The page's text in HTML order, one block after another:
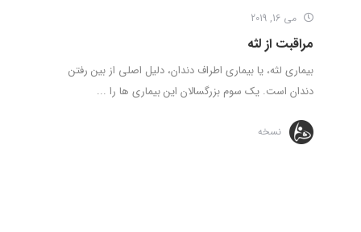
می 16, 2019
مراقبت از لثه
بیماری لثه، یا بیماری اطراف دندان، دلیل اصلی از بین رفتن
دندان است. یک سوم بزرگسالان این بیماری ها را ...
نسخه